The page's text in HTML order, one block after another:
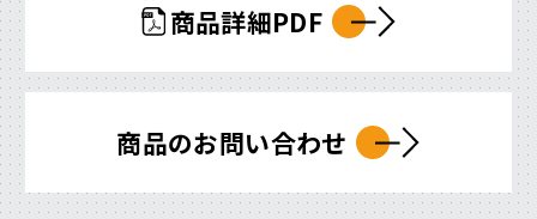
商品詳細PDF
商品のお問い合わせ